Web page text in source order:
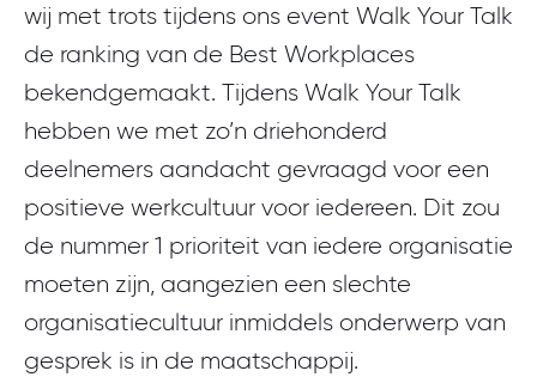
wij met trots tijdens ons event Walk Your Talk
de ranking van de Best Workplaces
bekendgemaakt. Tijdens Walk Your Talk
hebben we met zo’n driehonderd
deelnemers aandacht gevraagd voor een
positieve werkcultuur voor iedereen. Dit zou
de nummer 1 prioriteit van iedere organisatie
moeten zijn, aangezien een slechte
organisatiecultuur inmiddels onderwerp van
gesprek is in de maatschappij.